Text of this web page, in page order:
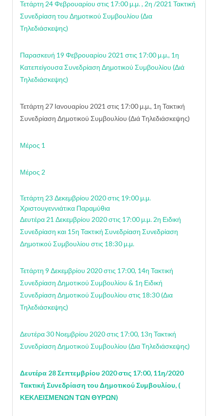
Τετάρτη 24 Φεβρουαρίου στις 17:00 μ.μ. , 2η /2021 Τακτική
Συνεδρίαση του Δημοτικού Συμβουλίου (Δια
Τηλεδιάσκεψης)
Παρασκευή 19 Φεβρουαρίου 2021 στις 17:00 μ.μ., 1η
Κατεπείγουσα Συνεδρίαση Δημοτικού Συμβουλίου (Διά
Τηλεδιάσκεψης)
Τετάρτη 27 Ιανουαρίου 2021 στις 17:00 μ.μ., 1η Τακτική
Συνεδρίαση Δημοτικού Συμβουλίου (Διά Τηλεδιάσκεψης)
Μέρος 1
Μέρος 2
Τετάρτη 23 Δεκεμβρίου 2020 στις 19:00 μ.μ.
Χριστουγεννιάτικα Παραμύθια
Δευτέρα 21 Δεκεμβρίου 2020 στις 17:00 μ.μ. 2η Ειδική
Συνεδρίαση και 15η Τακτική Συνεδρίαση Συνεδρίαση
Δημοτικού Συμβουλίου στις 18:30 μ.μ.
Τετάρτη 9 Δεκεμβρίου 2020 στις 17:00, 14η Τακτική
Συνεδρίαση Δημοτικού Συμβουλίου & 1η Ειδική
Συνεδρίαση Δημοτικού Συμβουλίου στις 18:30 (Δια
Τηλεδιάσκεψης)
Δευτέρα 30 Νοεμβρίου 2020 στις 17:00, 13η Τακτική
Συνεδρίαση Δημοτικού Συμβουλίου (Δια Τηλεδιάσκεψης)
Δευτέρα 28 Σεπτεμβρίου 2020 στις 17:00, 11η/2020
Τακτική Συνεδρίαση του Δημοτικού Συμβουλίου, (
ΚΕΚΛΕΙΣΜΕΝΩΝ ΤΩΝ ΘΥΡΩΝ)